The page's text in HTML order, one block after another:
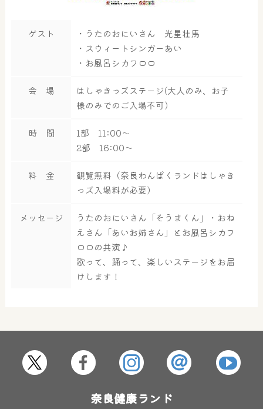
大浴場 サウナ・岩盤浴
屋内レジャープール
奈良わんぱくランド
ボディケア
ゲスト
・うたのおにいさん 光星壮馬
・スウィートシンガーあい
・お風呂シカフロロ
会 場
はしゃきっズステージ(大人のみ、お子
様のみでのご入場不可）
時 間
1部 11:00～
2部 16:00～
料 金
観覧無料（奈良わんぱくランドはしゃき
っズ入場料が必要）
メッセージ
うたのおにいさん「そうまくん」・おね
えさん「あいお姉さん」とお風呂シカフ
ロロの共演♪
歌って、踊って、楽しいステージをお届
けします！
奈良健康ランド